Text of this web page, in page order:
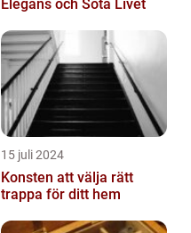
Elegans och Söta Livet
15 juli 2024
Konsten att välja rätt
trappa för ditt hem